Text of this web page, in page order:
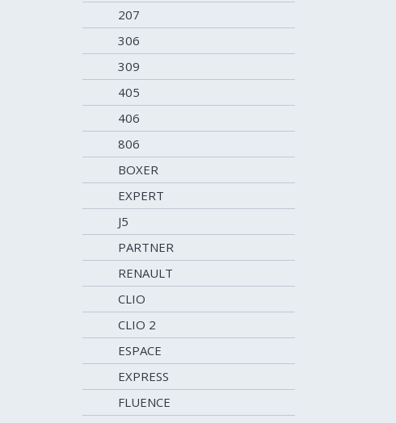
207
306
309
405
406
806
BOXER
EXPERT
J5
PARTNER
RENAULT
CLIO
CLIO 2
ESPACE
EXPRESS
FLUENCE